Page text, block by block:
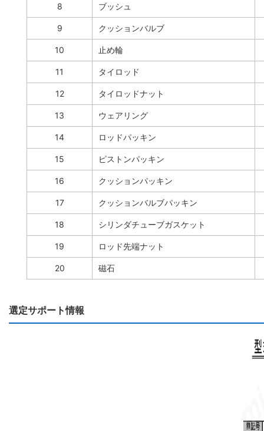
8 ブッシュ
9 クッションバルブ
10 止め輪
11 タイロッド
12 タイロッドナット
13 ウェアリング
14 ロッドパッキン
15 ピストンパッキン
16 クッションパッキン
17 クッションバルブパッキン
18 シリンダチューブガスケット
19 ロッド先端ナット
20 磁石
選定サポート情報